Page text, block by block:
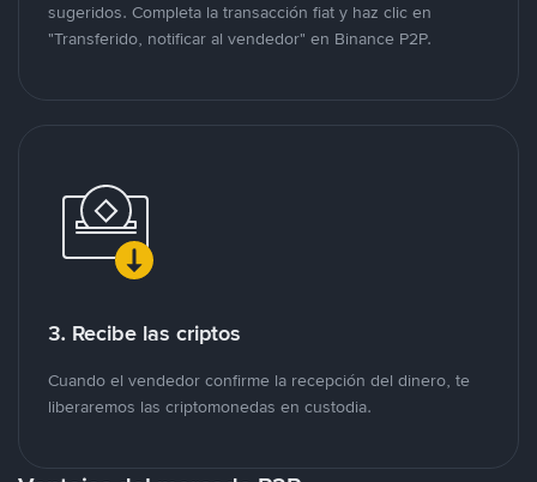
sugeridos. Completa la transacción fiat y haz clic en
"Transferido, notificar al vendedor" en Binance P2P.
3. Recibe las criptos
Cuando el vendedor confirme la recepción del dinero, te
liberaremos las criptomonedas en custodia.